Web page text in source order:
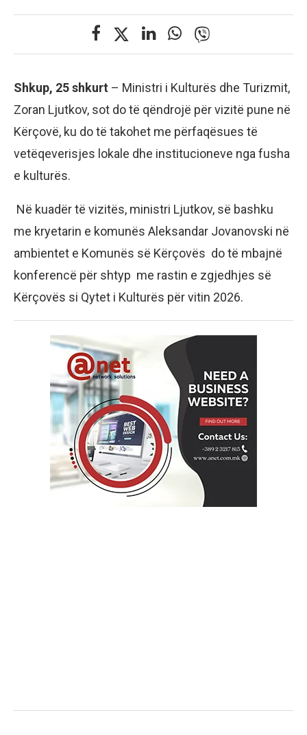
Shkup, 25 shkurt – Ministri i Kulturës dhe Turizmit,
Zoran Ljutkov, sot do të qëndrojë për vizitë pune në
Kërçovë, ku do të takohet me përfaqësues të
vetëqeverisjes lokale dhe institucioneve nga fusha
e kulturës.
Në kuadër të vizitës, ministri Ljutkov, së bashku
me kryetarin e komunës Aleksandar Jovanovski në
ambientet e Komunës së Kërçovës do të mbajnë
konferencë për shtyp me rastin e zgjedhjes së
Kërçovës si Qytet i Kulturës për vitin 2026.